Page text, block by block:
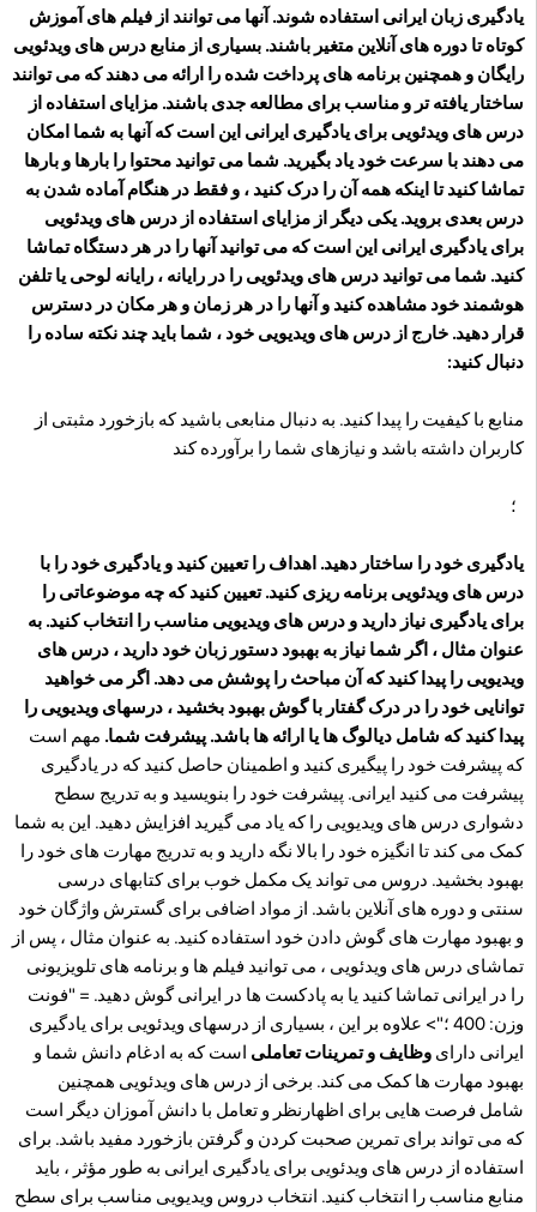
یادگیری زبان ایرانی استفاده شوند. آنها می توانند از فیلم های آموزش
کوتاه تا دوره های آنلاین متغیر باشند. بسیاری از منابع درس های ویدئویی
رایگان و همچنین برنامه های پرداخت شده را ارائه می دهند که می توانند
ساختار یافته تر و مناسب برای مطالعه جدی باشند. مزایای استفاده از
درس های ویدئویی برای یادگیری ایرانی این است که آنها به شما امکان
می دهند با سرعت خود یاد بگیرید. شما می توانید محتوا را بارها و بارها
تماشا کنید تا اینکه همه آن را درک کنید ، و فقط در هنگام آماده شدن به
درس بعدی بروید. یکی دیگر از مزایای استفاده از درس های ویدئویی
برای یادگیری ایرانی این است که می توانید آنها را در هر دستگاه تماشا
کنید. شما می توانید درس های ویدئویی را در رایانه ، رایانه لوحی یا تلفن
هوشمند خود مشاهده کنید و آنها را در هر زمان و هر مکان در دسترس
قرار دهید. خارج از درس های ویدیویی خود ، شما باید چند نکته ساده را
دنبال کنید:
منابع با کیفیت را پیدا کنید. به دنبال منابعی باشید که بازخورد مثبتی از
کاربران داشته باشد و نیازهای شما را برآورده کند
؛
یادگیری خود را ساختار دهید. اهداف را تعیین کنید و یادگیری خود را با
درس های ویدئویی برنامه ریزی کنید. تعیین کنید که چه موضوعاتی را
برای یادگیری نیاز دارید و درس های ویدیویی مناسب را انتخاب کنید. به
عنوان مثال ، اگر شما نیاز به بهبود دستور زبان خود دارید ، درس های
ویدیویی را پیدا کنید که آن مباحث را پوشش می دهد. اگر می خواهید
توانایی خود را در درک گفتار با گوش بهبود بخشید ، درسهای ویدیویی را
پیدا کنید که شامل دیالوگ ها یا ارائه ها باشد. پیشرفت شما. مهم است
که پیشرفت خود را پیگیری کنید و اطمینان حاصل کنید که در یادگیری
پیشرفت می کنید ایرانی. پیشرفت خود را بنویسید و به تدریج سطح
دشواری درس های ویدیویی را که یاد می گیرید افزایش دهید. این به شما
کمک می کند تا انگیزه خود را بالا نگه دارید و به تدریج مهارت های خود را
بهبود بخشید. دروس می تواند یک مکمل خوب برای کتابهای درسی
سنتی و دوره های آنلاین باشد. از مواد اضافی برای گسترش واژگان خود
و بهبود مهارت های گوش دادن خود استفاده کنید. به عنوان مثال ، پس از
تماشای درس های ویدئویی ، می توانید فیلم ها و برنامه های تلویزیونی
را در ایرانی تماشا کنید یا به پادکست ها در ایرانی گوش دهید. = "فونت
وزن: 400 ؛"> علاوه بر این ، بسیاری از درسهای ویدئویی برای یادگیری
ایرانی دارای وظایف و تمرینات تعاملی است که به ادغام دانش شما و
بهبود مهارت ها کمک می کند. برخی از درس های ویدئویی همچنین
شامل فرصت هایی برای اظهارنظر و تعامل با دانش آموزان دیگر است
که می تواند برای تمرین صحبت کردن و گرفتن بازخورد مفید باشد. برای
استفاده از درس های ویدئویی برای یادگیری ایرانی به طور مؤثر ، باید
منابع مناسب را انتخاب کنید. انتخاب دروس ویدیویی مناسب برای سطح